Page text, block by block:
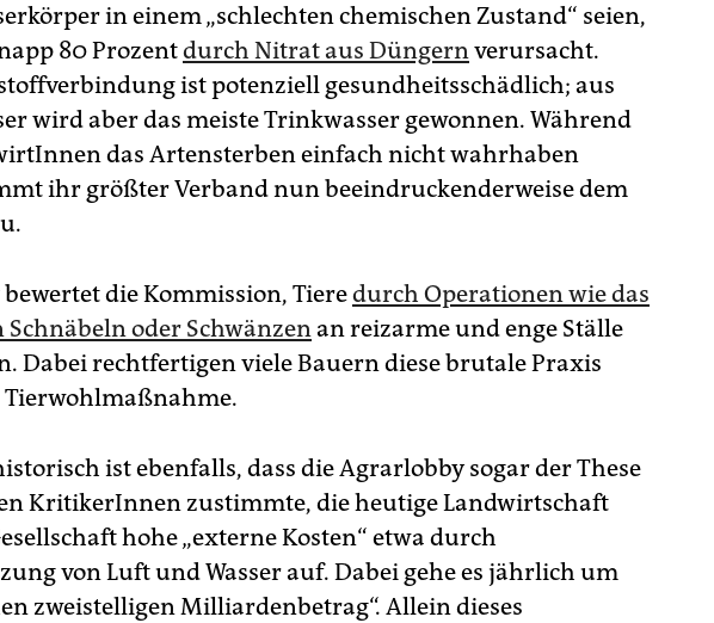
in einem „schlechten chemischen Zustand“ seien,
80 Prozentdurch Nitrat aus Düngernverursacht.
ist potenziell gesundheitsschädlich; aus
wird aber das meiste Trinkwasser gewonnen. Während
das Artensterben einfach nicht wahrhaben
ihr größter Verband nun beeindruckenderweise dem
die Kommission, Tieredurch Operationen wie das
Schnäbeln oder Schwänzenan reizarme und enge Ställe
Dabei rechtfertigen viele Bauern diese brutale Praxis
Tierwohlmaßnahme.
ist ebenfalls, dass die A­grarlobby sogar der These
KritikerInnen zustimmte, die heutige Landwirtschaft
hohe „externe Kosten“ etwa durch
von Luft und Wasser auf. Dabei gehe es jährlich um
zweistelligen Milliardenbetrag“. Allein dieses